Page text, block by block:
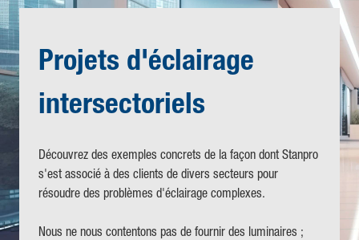
Projets d'éclairage
intersectoriels
Découvrez des exemples concrets de la façon dont Stanpro
s'est associé à des clients de divers secteurs pour
résoudre des problèmes d'éclairage complexes.
Nous ne nous contentons pas de fournir des luminaires ;